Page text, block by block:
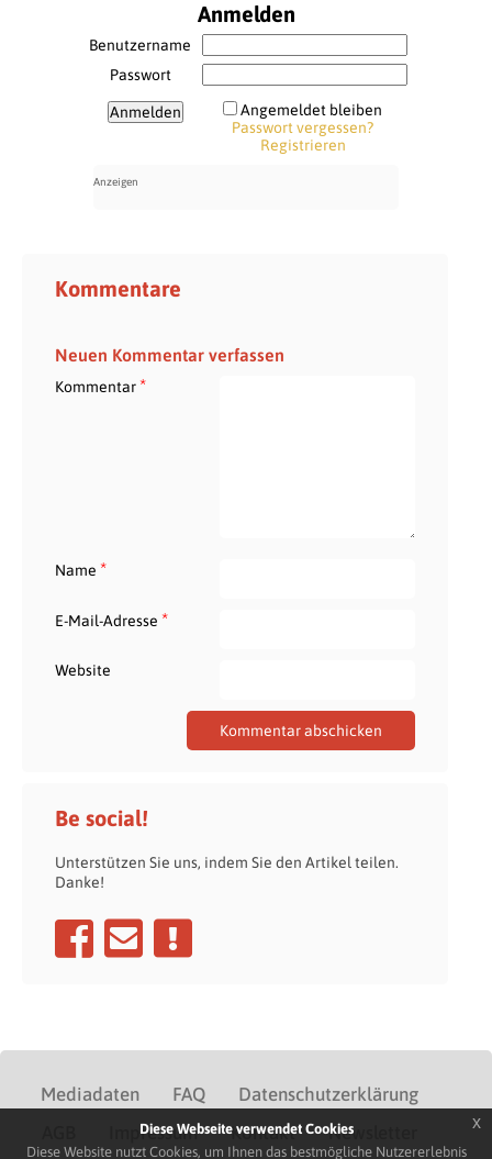
Anmelden
Benutzername
Passwort
Angemeldet bleiben
Passwort vergessen?
Registrieren
Kommentare
Neuen Kommentar verfassen
Kommentar*
Name *
E-Mail-Adresse *
Website
Be social!
Unterstützen Sie uns, indem Sie den Artikel teilen.
Danke!
Mediadaten FAQ
Datenschutzerklärung
Impressum Kontakt Newsletter
Diese Webseite verwendet Cookies
Diese Website nutzt Cookies, um Ihnen das bestmögliche Nutzererlebnis
x